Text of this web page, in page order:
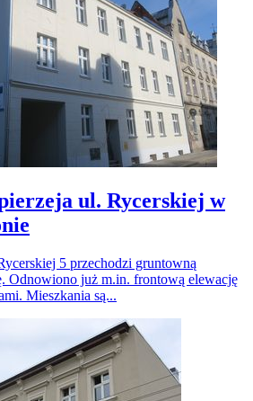
ul. Rycerskiej w
5 przechodzi gruntowną
Odnowiono już m.in. frontową elewację
Mieszkania są...